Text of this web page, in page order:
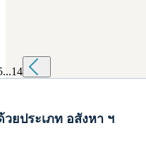
...14
ยประเภท อสังหา ฯ